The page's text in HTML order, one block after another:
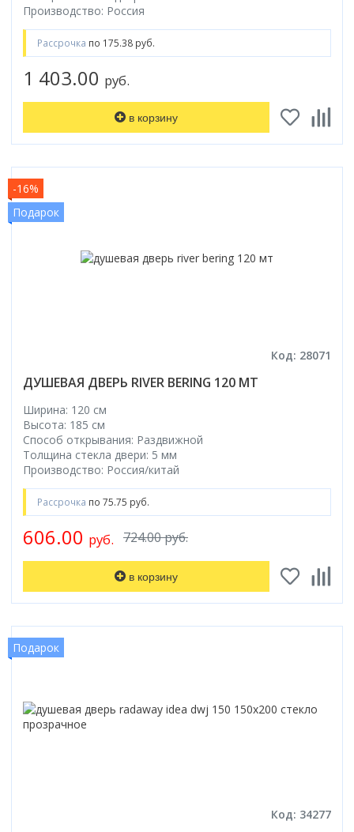
Производство: Россия
Рассрочка по 175.38 руб.
1 403.00 руб.
в корзину
-16%
Подарок
Код: 28071
ДУШЕВАЯ ДВЕРЬ RIVER BERING 120 МТ
Ширина: 120 см
Высота: 185 см
Способ открывания: Раздвижной
Толщина стекла двери: 5 мм
Производство: Россия/китай
Рассрочка по 75.75 руб.
724.00 руб.
606.00 руб.
в корзину
Подарок
Код: 34277